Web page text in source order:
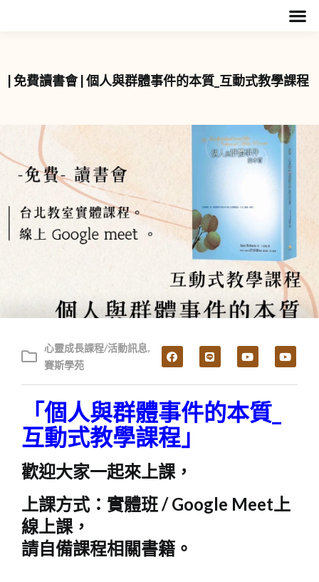
| 免費讀書會 | 個人與群體事件的本質_互動式教學課程
心靈成長課程/活動訊息,
賽斯學苑
「個人與群體事件的本質_
互動式教學課程」
歡迎大家一起來上課，
上課方式：實體班 / Google Meet上
線上課，
請自備課程相關書籍。